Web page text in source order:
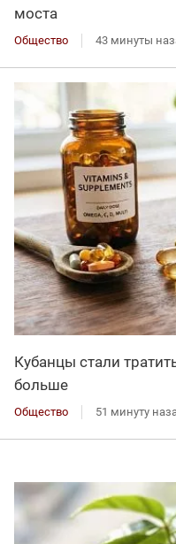
моста
Общество 43 минуты
Кубанцы стали
больше
Общество 51 минуту